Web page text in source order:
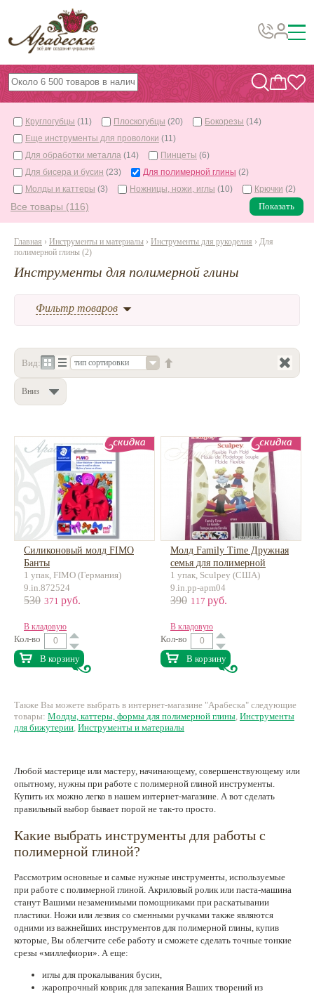
Бусины, подвески, декор
Бисер
Вышивка украшений
Фурнитура
Проволока
Инструменты и материалы
Шнуры, ленты, нитки
По темам и сезонам
Бисер TOHO
Всё для вышивки
Проволока
Каталог
Новинки!
Фотофорум
О магазине
Круглогубцы (11) Плоскогубцы (20) Бокорезы (14)
Еще инструменты для проволоки (11)
Для обработки металла (14) Пинцеты (6)
Для бисера и бусин (23) Для полимерной глины (2)
Молды и каттеры (3) Ножницы, ножи, иглы (10) Крючки (2)
Все товары (116) Показать
Главная › Инструменты и материалы › Инструменты для рукоделия › Для
полимерной глины (2)
Инструменты для полимерной глины
Фильтр товаров
Вид: тип сортировки
Вниз
Силиконовый молд FIMO
Банты
1 упак, FIMO (Германия)
9.in.872524
530 371 руб.
В кладовую
Кол-во
В корзину
Молд Family Time Дружная
семья для полимерной
глины
1 упак, Sculpey (США)
9.in.pp-apm04
390 117 руб.
В кладовую
Кол-во
В корзину
Также Вы можете выбрать в интернет-магазине "Арабеска" следующие
товары: Молды, каттеры, формы для полимерной глины, Инструменты
для бижутерии, Инструменты и материалы
Любой мастерице или мастеру, начинающему, совершенствующему или
опытному, нужны при работе с полимерной глиной инструменты.
Купить их можно легко в нашем интернет-магазине. А вот сделать
правильный выбор бывает порой не так-то просто.
Какие выбрать инструменты для работы с
полимерной глиной?
Рассмотрим основные и самые нужные инструменты, используемые
при работе с полимерной глиной. Акриловый ролик или паста-машина
станут Вашими незаменимыми помощниками при раскатывании
пластики. Ножи или лезвия со сменными ручками также являются
одними из важнейших инструментов для полимерной глины, купив
которые, Вы облегчите себе работу и сможете сделать точные тонкие
срезы «миллефиори». А еще:
иглы для прокалывания бусин,
жаропрочный коврик для запекания Ваших творений из